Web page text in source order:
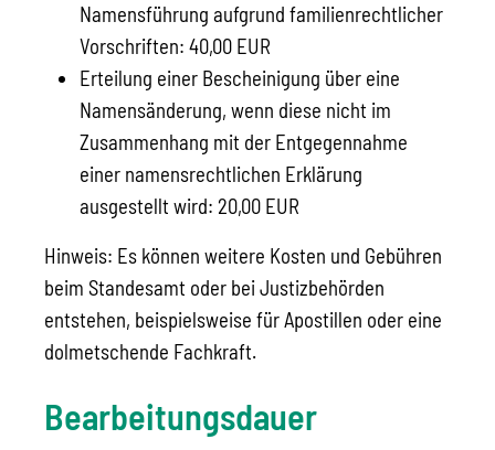
Namensführung aufgrund familienrechtlicher
Vorschriften: 40,00 EUR
Erteilung einer Bescheinigung über eine
Namensänderung, wenn diese nicht im
Zusammenhang mit der Entgegennahme
einer namensrechtlichen Erklärung
ausgestellt wird: 20,00 EUR
Hinweis: Es können weitere Kosten und Gebühren
beim Standesamt oder bei Justizbehörden
entstehen, beispielsweise für Apostillen oder eine
dolmetschende Fachkraft.
Bearbeitungsdauer